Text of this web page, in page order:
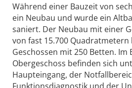
Während einer Bauzeit von
ein Neubau und wurde ein
saniert. Der Neubau mit einer
von fast 15.700
Geschossen mit 250 Betten. Im
Obergeschoss befinden sich
Haupteingang, der